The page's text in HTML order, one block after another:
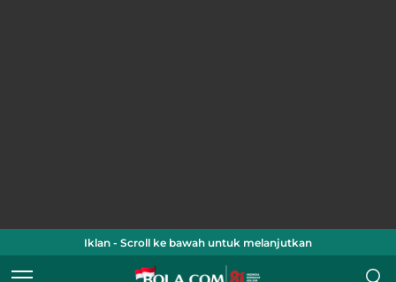
Iklan - Scroll ke bawah untuk melanjutkan